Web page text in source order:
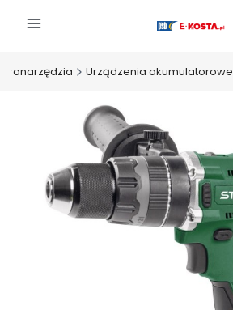
Urządzenia akumulatorowe